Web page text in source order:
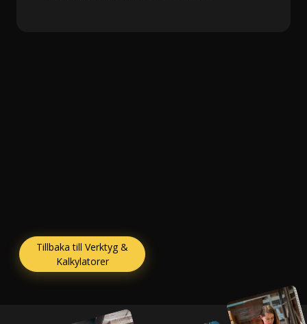
Tillbaka till Verktyg &
Kalkylatorer